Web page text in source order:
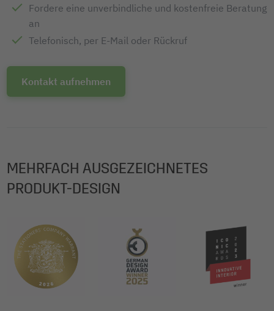
Fordere eine unverbindliche und kostenfreie Beratung
an
Telefonisch, per E-Mail oder Rückruf
Kontakt aufnehmen
MEHRFACH AUSGEZEICHNETES
PRODUKT-DESIGN